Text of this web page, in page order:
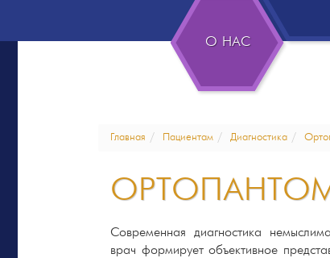
О НАС
Главная Пациентам Диагностика
Современная диагностика
врач формирует объективное